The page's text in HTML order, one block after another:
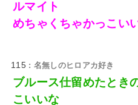
ルマイト
めちゃくちゃかっこい
115 : 名無しのヒロアカ好き
ブルース仕留めたとき
こいいな